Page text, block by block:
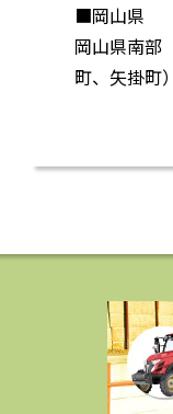
■岡山県
岡山県南部
町、矢掛町）